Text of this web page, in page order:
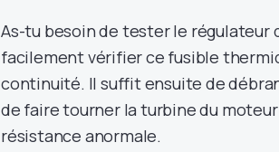
As-tu besoin de tester le régulateur
facilement vérifier ce fusible
continuité. Il suffit ensuite de
de faire tourner la turbine du
résistance anormale.